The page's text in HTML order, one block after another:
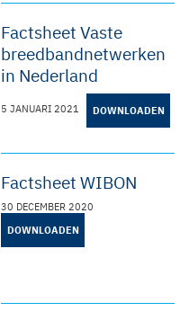
Factsheet Vaste
breedbandnetwerken
in Nederland
5 JANUARI 2021 DOWNLOADEN
Factsheet WIBON
30 DECEMBER 2020
DOWNLOADEN